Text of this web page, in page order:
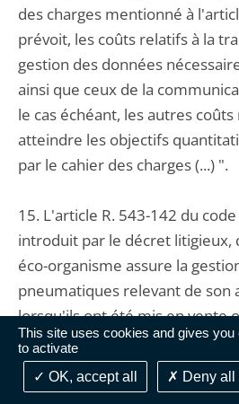
This site uses cookies and gives
to activate
OK, accept all
Deny
des charges mentionné à
prévoit, les coûts relatifs à la
gestion des données
ainsi que ceux de la
le cas échéant, les autres
atteindre les objectifs
par le cahier des charges (...) ".
15. L'article R. 543-142 du
introduit par le décret litigieux,
éco-organisme assure la
pneumatiques relevant de son
lorsqu'ils ont été mis en vente
antérieurement à la date
l'obligation de responsabilité
". Par ailleurs, l'article R. 543-